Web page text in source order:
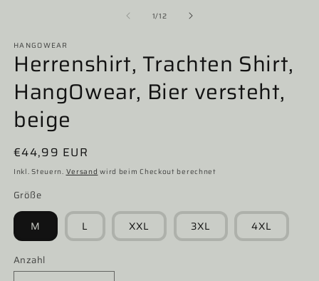
1/von
12
HANGOWEAR
Herrenshirt, Trachten Shirt,
HangOwear, Bier versteht,
beige
Normaler
Preis
€44,99 EUR
Inkl. Steuern. Versand wird beim Checkout berechnet
Größe
M L XXL 3XL 4XL
Anzahl